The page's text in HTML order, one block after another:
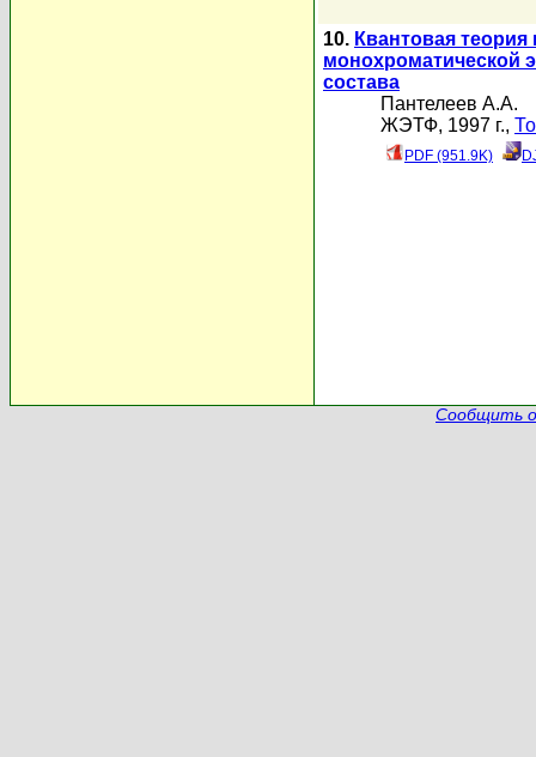
10. Квантовая
монохроматической
состава
Пантелеев А.А.
ЖЭТФ, 1997 г.,
PDF (951.9K)
Сообщить о